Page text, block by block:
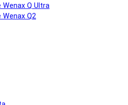
Wenax Q Ultra
Wenax Q2